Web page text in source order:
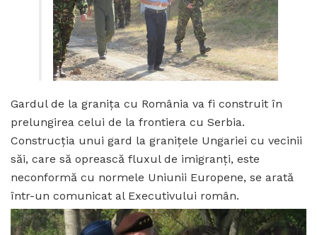
Gardul de la granița cu România va fi construit în
prelungirea celui de la frontiera cu Serbia.
Construcția unui gard la granițele Ungariei cu vecinii
săi, care să oprească fluxul de imigranți, este
neconformă cu normele Uniunii Europene, se arată
într-un comunicat al Executivului român.